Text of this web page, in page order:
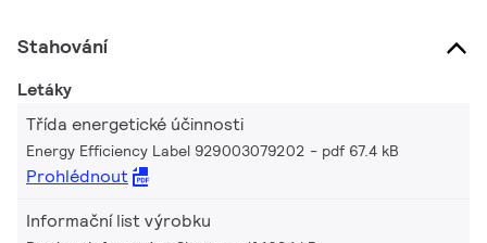
Stahování
Letáky
Třída energetické účinnosti
Energy Efficiency Label 929003079202 pdf 67.4 kB
Prohlédnout
Informační list výrobku